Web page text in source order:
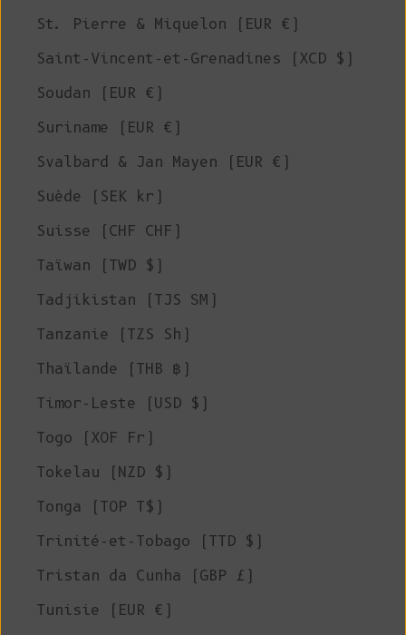
St. Pierre & Miquelon (EUR €)
Saint-Vincent-et-Grenadines (XCD $)
Soudan (EUR €)
Suriname (EUR €)
Svalbard & Jan Mayen (EUR €)
Suède (SEK kr)
Suisse (CHF CHF)
Taïwan (TWD $)
Tadjikistan (TJS ЅМ)
Tanzanie (TZS Sh)
Thaïlande (THB ฿)
Timor-Leste (USD $)
Togo (XOF Fr)
Tokelau (NZD $)
Tonga (TOP T$)
Trinité-et-Tobago (TTD $)
Tristan da Cunha (GBP £)
Tunisie (EUR €)